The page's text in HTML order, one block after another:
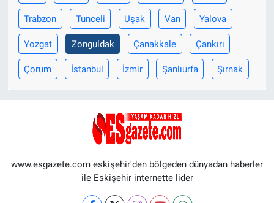
Trabzon Tunceli Uşak Van Yalova
Yozgat Zonguldak Çanakkale Çankırı
Çorum İstanbul İzmir Şanlıurfa Şırnak
www.esgazete.com eskişehir'den bölgeden dünyadan haberler
ile Eskişehir internette lider